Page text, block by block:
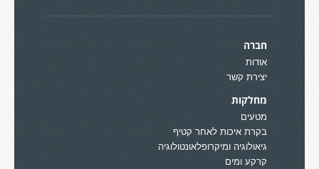
חברה
אודות
יצירת קשר
מחלקות
מטעים
בקרת איכות לאחר קטיף
גיאולוגיה ומיקרופלאונטולוגיה
קרקע ומים